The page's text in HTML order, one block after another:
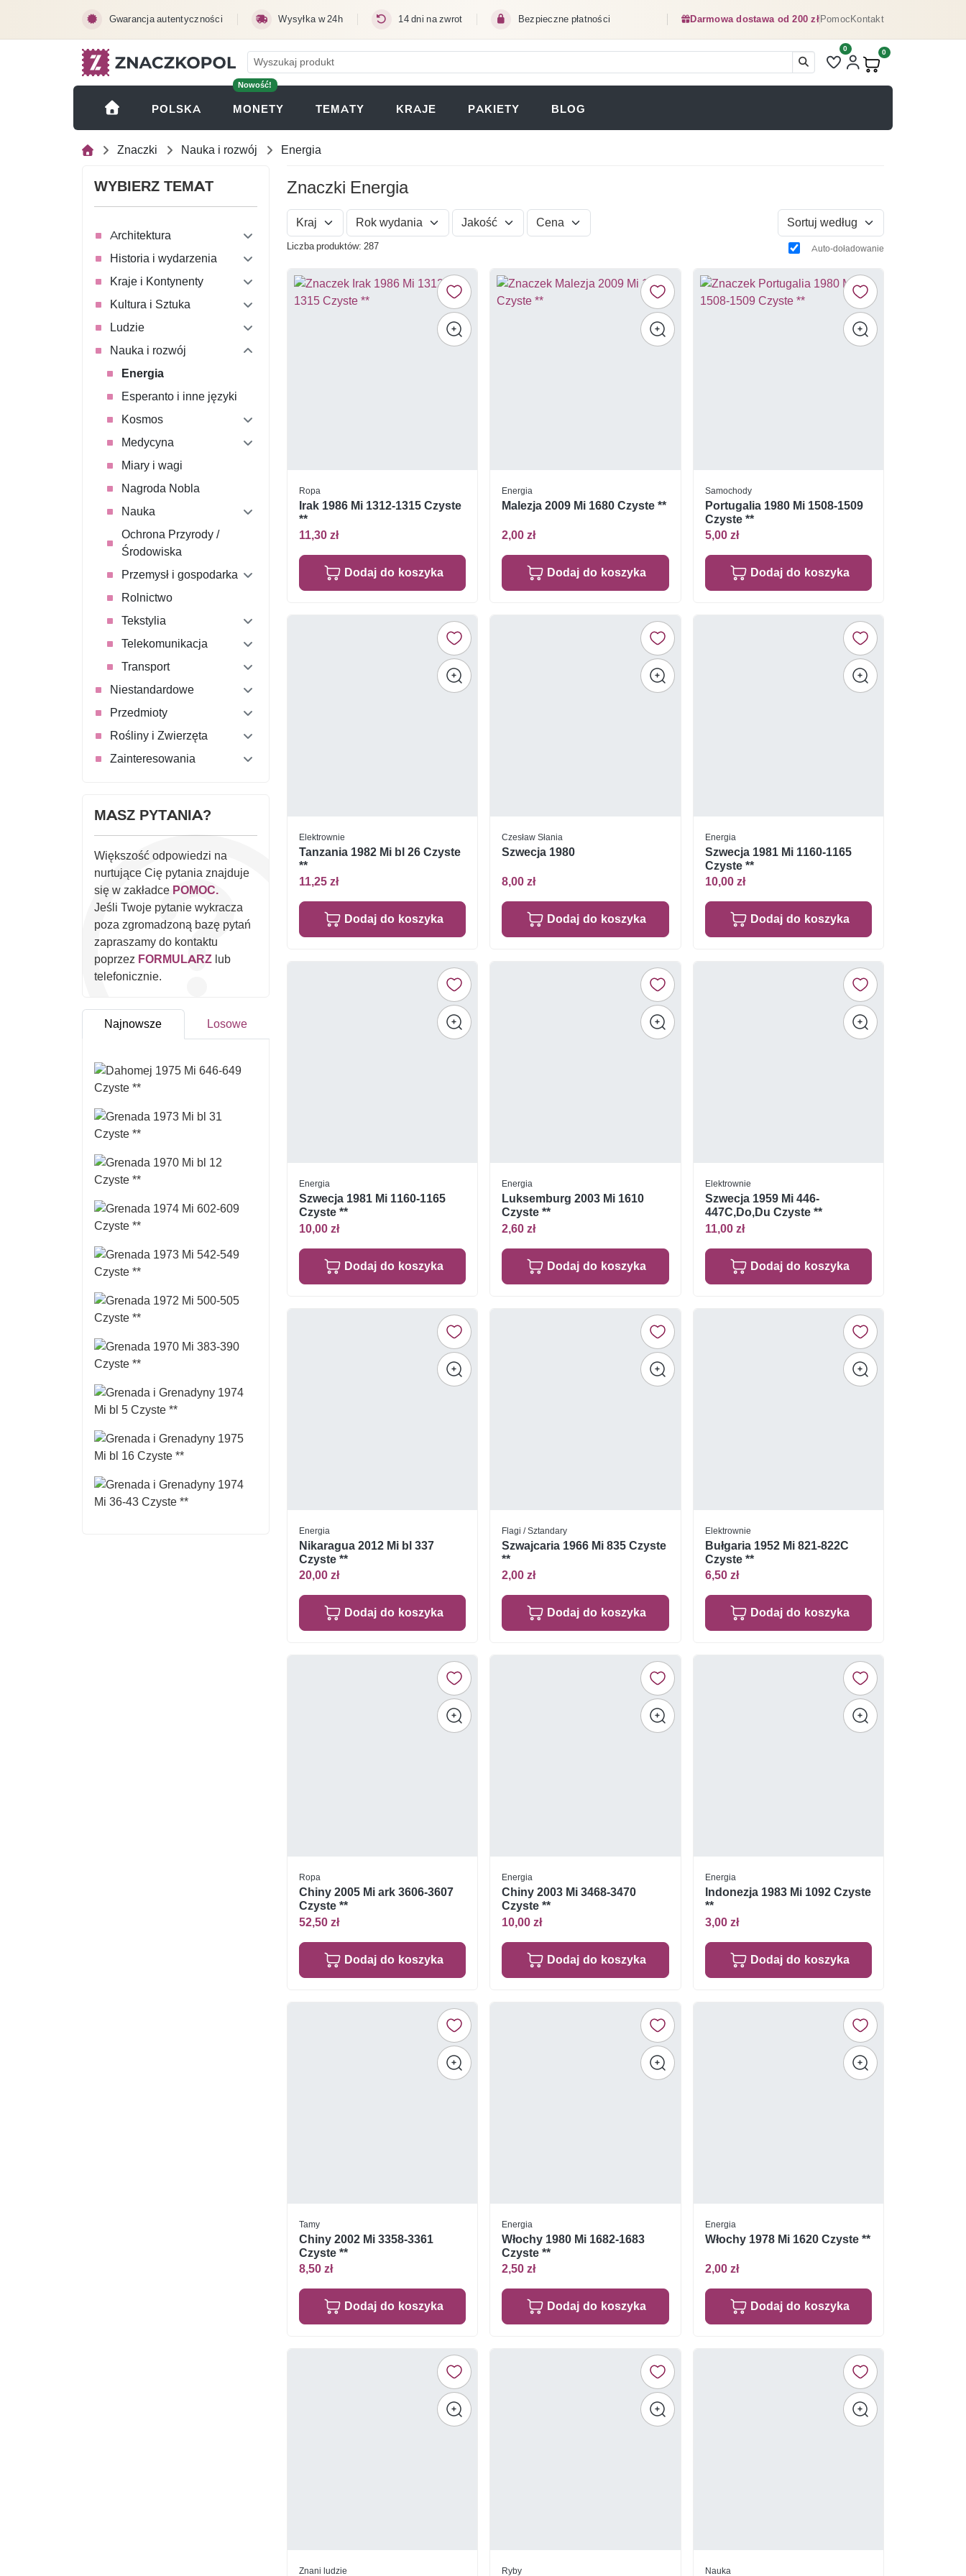
Gwarancja autentyczności Wysyłka w 24h 14 dni na zwrot Bezpieczne płatności Darmowa dostawa od 200 złPomocKontakt
Liczba pozycji na liście
0
Produkty w koszyku:
0
POLSKA
Nowość!
MONETY (OTWIERA SIĘ W NOWEJ KARCIE)
TEMATY KRAJE PAKIETY BLOG
Znaczki Nauka i rozwój Energia
WYBIERZ TEMAT
Architektura
Historia i wydarzenia
Kraje i Kontynenty
Kultura i Sztuka
Ludzie
Nauka i rozwój
Energia
Esperanto i inne języki
Kosmos
Medycyna
Miary i wagi
Nagroda Nobla
Nauka
Ochrona Przyrody /
Środowiska
Przemysł i gospodarka
Rolnictwo
Tekstylia
Telekomunikacja
Transport
Niestandardowe
Przedmioty
Rośliny i Zwierzęta
Zainteresowania
MASZ PYTANIA?
Większość odpowiedzi na
nurtujące Cię pytania znajduje
się w zakładce POMOC.
Jeśli Twoje pytanie wykracza
poza zgromadzoną bazę pytań
zapraszamy do kontaktu
poprzez FORMULARZ lub
telefonicznie.
Najnowsze Losowe
Znaczki Energia
Kraj Rok wydania Jakość Cena Sortuj według
Liczba produktów: 287 Auto-doładowanie
Ropa
Irak 1986 Mi 1312-1315 Czyste
**
11,30 zł
Dodaj do koszyka
Energia
Malezja 2009 Mi 1680 Czyste **
2,00 zł
Dodaj do koszyka
Samochody
Portugalia 1980 Mi 1508-1509
Czyste **
5,00 zł
Dodaj do koszyka
Elektrownie
Tanzania 1982 Mi bl 26 Czyste
**
11,25 zł
Dodaj do koszyka
Czesław Słania
Szwecja 1980
8,00 zł
Dodaj do koszyka
Energia
Szwecja 1981 Mi 1160-1165
Czyste **
10,00 zł
Dodaj do koszyka
Energia
Szwecja 1981 Mi 1160-1165
Czyste **
10,00 zł
Dodaj do koszyka
Energia
Luksemburg 2003 Mi 1610
Czyste **
2,60 zł
Dodaj do koszyka
Elektrownie
Szwecja 1959 Mi 446-
447C,Do,Du Czyste **
11,00 zł
Dodaj do koszyka
Energia
Nikaragua 2012 Mi bl 337
Czyste **
20,00 zł
Dodaj do koszyka
Flagi / Sztandary
Szwajcaria 1966 Mi 835 Czyste
**
2,00 zł
Dodaj do koszyka
Elektrownie
Bułgaria 1952 Mi 821-822C
Czyste **
6,50 zł
Dodaj do koszyka
Ropa
Chiny 2005 Mi ark 3606-3607
Czyste **
52,50 zł
Dodaj do koszyka
Energia
Chiny 2003 Mi 3468-3470
Czyste **
10,00 zł
Dodaj do koszyka
Energia
Indonezja 1983 Mi 1092 Czyste
**
3,00 zł
Dodaj do koszyka
Tamy
Chiny 2002 Mi 3358-3361
Czyste **
8,50 zł
Dodaj do koszyka
Energia
Włochy 1980 Mi 1682-1683
Czyste **
2,50 zł
Dodaj do koszyka
Energia
Włochy 1978 Mi 1620 Czyste **
2,00 zł
Dodaj do koszyka
Znani ludzie Ryby Nauka